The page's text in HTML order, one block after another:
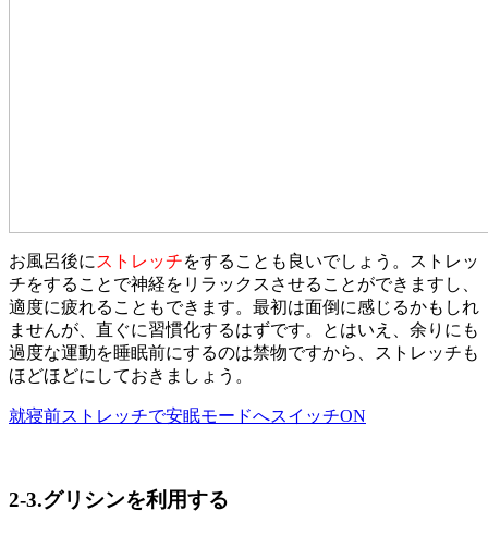
お風呂後にストレッチをすることも良いでしょう。ストレッ
チをすることで神経をリラックスさせることができますし、
適度に疲れることもできます。最初は面倒に感じるかもしれ
ませんが、直ぐに習慣化するはずです。とはいえ、余りにも
過度な運動を睡眠前にするのは禁物ですから、ストレッチも
ほどほどにしておきましょう。
就寝前ストレッチで安眠モードへスイッチON
2-3.グリシンを利用する